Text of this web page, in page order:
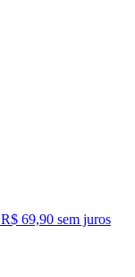
R$ 69,90 sem juros